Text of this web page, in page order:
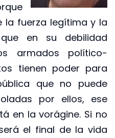
la fuerza legítima y la
en su debilidad
armados político-
tienen poder para
que no puede
por ellos, ese
en la vorágine. Si no
el final de la vida